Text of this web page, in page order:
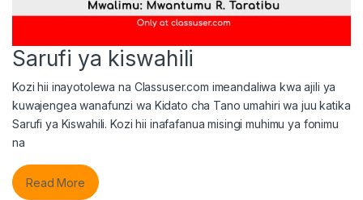
Sarufi ya kiswahili
Kozi hii inayotolewa na Classuser.com imeandaliwa kwa ajili ya
kuwajengea wanafunzi wa Kidato cha Tano umahiri wa juu katika
Sarufi ya Kiswahili. Kozi hii inafafanua misingi muhimu ya fonimu
na
Read More